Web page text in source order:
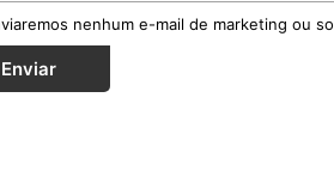
nenhum e-mail de marketing ou
Enviar